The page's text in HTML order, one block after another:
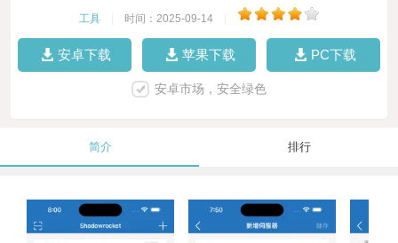
工具 时间：2025-09-14
安卓下载 苹果下载 PC下载
安卓市场，安全绿色
简介 排行